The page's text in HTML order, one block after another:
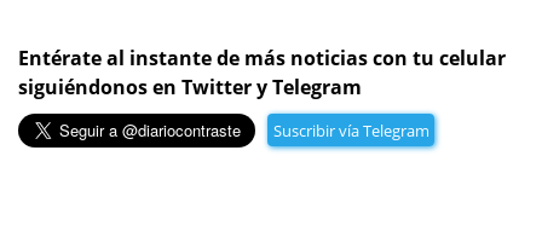
Entérate al instante de más noticias con tu celular
siguiéndonos en Twitter y Telegram
Suscribir vía Telegram